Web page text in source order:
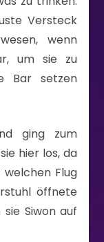
Versteck
wenn
um sie zu
Bar setzen
ging zum
hier los, da
Flug
öffnete
Siwon auf